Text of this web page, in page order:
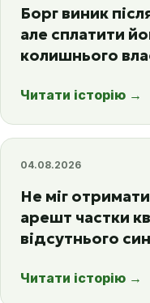
Борг виник
але сплатити
колишнього
Читати історію →
04.08.2026
Не міг
арешт частки
відсутнього
Читати історію →